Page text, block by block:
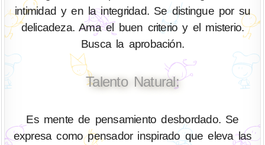
intimidad y en la integridad. Se distingue por su
delicadeza. Ama el buen criterio y el misterio.
Busca la aprobación.
Talento Natural:
Es mente de pensamiento desbordado. Se
expresa como pensador inspirado que eleva las